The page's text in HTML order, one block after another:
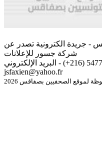
- جريدة الكترونية تصدر عن
شركة جسور للإعلانات
للإتصال أو نشر الردود الهاتف 54779966 (216+) - البريد الإلكتروني
jsfaxien@yahoo.fr
لموقع الصحفيين بصفاقس 2026